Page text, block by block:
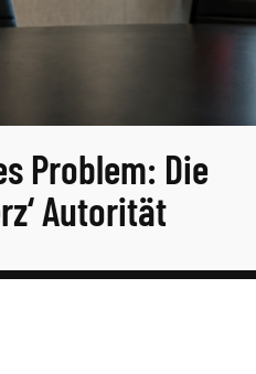
Problem: Die
Autorität